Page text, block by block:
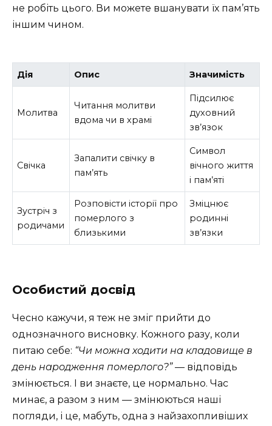
не робіть цього. Ви можете вшанувати їх пам’ять
іншим чином.
Дія Опис Значимість
Молитва
Читання молитви
вдома чи в храмі
Підсилює
духовний
зв’язок
Свічка
Запалити свічку в
пам’ять
Символ
вічного життя
і пам’яті
Зустріч з
родичами
Розповісти історії про
померлого з
близькими
Зміцнює
родинні
зв’язки
Особистий досвід
Чесно кажучи, я теж не зміг прийти до
однозначного висновку. Кожного разу, коли
питаю себе: “Чи можна ходити на кладовище в
день народження померлого?”— відповідь
змінюється. І ви знаєте, це нормально. Час
минає, а разом з ним — змінюються наші
погляди, і це, мабуть, одна з найзахопливіших